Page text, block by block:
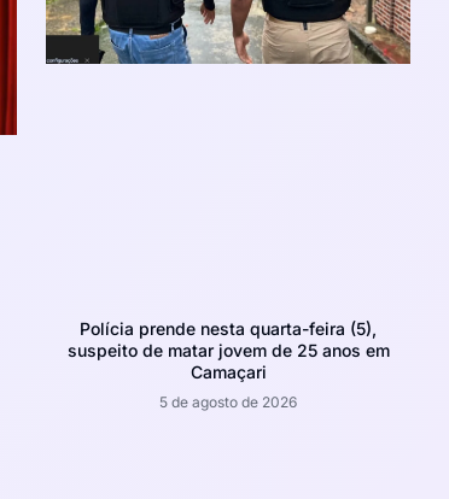
Polícia prende nesta quarta-feira (5),
suspeito de matar jovem de 25 anos em
Camaçari
5 de agosto de 2026